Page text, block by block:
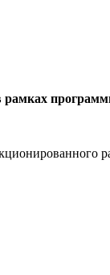
рамках